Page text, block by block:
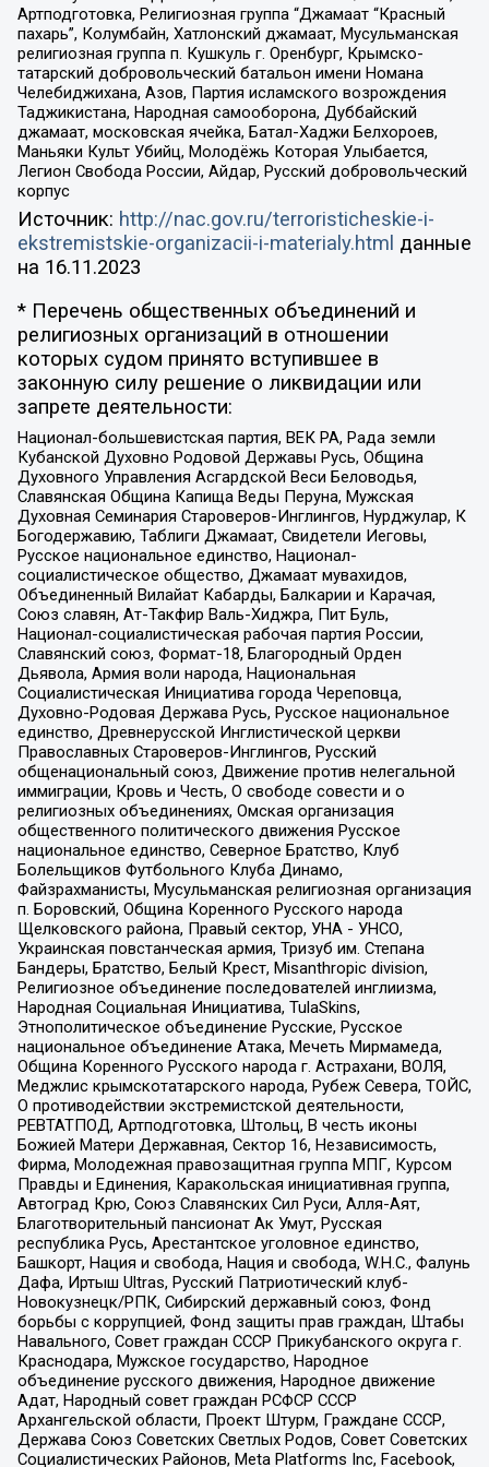
Артподготовка, Религиозная группа “Джамаат “Красный
пахарь”, Колумбайн, Хатлонский джамаат, Мусульманская
религиозная группа п. Кушкуль г. Оренбург, Крымско-
татарский добровольческий батальон имени Номана
Челебиджихана, Азов, Партия исламского возрождения
Таджикистана, Народная самооборона, Дуббайский
джамаат, московская ячейка, Батал-Хаджи Белхороев,
Маньяки Культ Убийц, Молодёжь Которая Улыбается,
Легион Свобода России, Айдар, Русский добровольческий
корпус
Источник: http://nac.gov.ru/terroristicheskie-i-
ekstremistskie-organizacii-i-materialy.html данные
на 16.11.2023
* Перечень общественных объединений и
религиозных организаций в отношении
которых судом принято вступившее в
законную силу решение о ликвидации или
запрете деятельности:
Национал-большевистская партия, ВЕК РА, Рада земли
Кубанской Духовно Родовой Державы Русь, Община
Духовного Управления Асгардской Веси Беловодья,
Славянская Община Капища Веды Перуна, Мужская
Духовная Семинария Староверов-Инглингов, Нурджулар, К
Богодержавию, Таблиги Джамаат, Свидетели Иеговы,
Русское национальное единство, Национал-
социалистическое общество, Джамаат мувахидов,
Объединенный Вилайат Кабарды, Балкарии и Карачая,
Союз славян, Ат-Такфир Валь-Хиджра, Пит Буль,
Национал-социалистическая рабочая партия России,
Славянский союз, Формат-18, Благородный Орден
Дьявола, Армия воли народа, Национальная
Социалистическая Инициатива города Череповца,
Духовно-Родовая Держава Русь, Русское национальное
единство, Древнерусской Инглистической церкви
Православных Староверов-Инглингов, Русский
общенациональный союз, Движение против нелегальной
иммиграции, Кровь и Честь, О свободе совести и о
религиозных объединениях, Омская организация
общественного политического движения Русское
национальное единство, Северное Братство, Клуб
Болельщиков Футбольного Клуба Динамо,
Файзрахманисты, Мусульманская религиозная организация
п. Боровский, Община Коренного Русского народа
Щелковского района, Правый сектор, УНА - УНСО,
Украинская повстанческая армия, Тризуб им. Степана
Бандеры, Братство, Белый Крест, Misanthropic division,
Религиозное объединение последователей инглиизма,
Народная Социальная Инициатива, TulaSkins,
Этнополитическое объединение Русские, Русское
национальное объединение Атака, Мечеть Мирмамеда,
Община Коренного Русского народа г. Астрахани, ВОЛЯ,
Меджлис крымскотатарского народа, Рубеж Севера, ТОЙС,
О противодействии экстремистской деятельности,
РЕВТАТПОД, Артподготовка, Штольц, В честь иконы
Божией Матери Державная, Сектор 16, Независимость,
Фирма, Молодежная правозащитная группа МПГ, Курсом
Правды и Единения, Каракольская инициативная группа,
Автоград Крю, Союз Славянских Сил Руси, Алля-Аят,
Благотворительный пансионат Ак Умут, Русская
республика Русь, Арестантское уголовное единство,
Башкорт, Нация и свобода, Нация и свобода, W.H.С., Фалунь
Дафа, Иртыш Ultras, Русский Патриотический клуб-
Новокузнецк/РПК, Сибирский державный союз, Фонд
борьбы с коррупцией, Фонд защиты прав граждан, Штабы
Навального, Совет граждан СССР Прикубанского округа г.
Краснодара, Мужское государство, Народное
объединение русского движения, Народное движение
Адат, Народный совет граждан РСФСР СССР
Архангельской области, Проект Штурм, Граждане СССР,
Держава Союз Советских Светлых Родов, Совет Советских
Социалистических Районов, Meta Platforms Inc, Facebook,